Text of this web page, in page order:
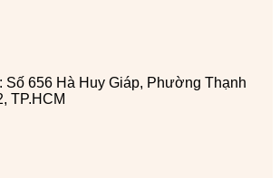
Số 656 Hà Huy Giáp, Phường Thạnh
TP.HCM